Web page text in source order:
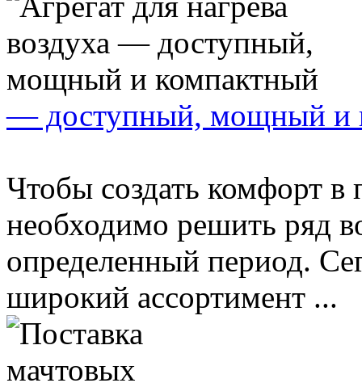
— доступный, мощный и
Чтобы создать комфорт
необходимо решить ряд
определенный период.
широкий ассортимент ...